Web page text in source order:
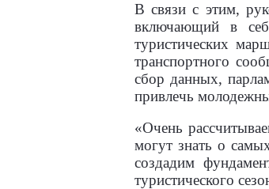
В связи с этим,
включающий в
туристических
транспортного
сбор данных,
привлечь
«Очень
могут знать о
создадим
туристического